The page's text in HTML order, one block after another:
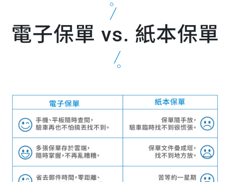
電子保單 vs. 紙本保單